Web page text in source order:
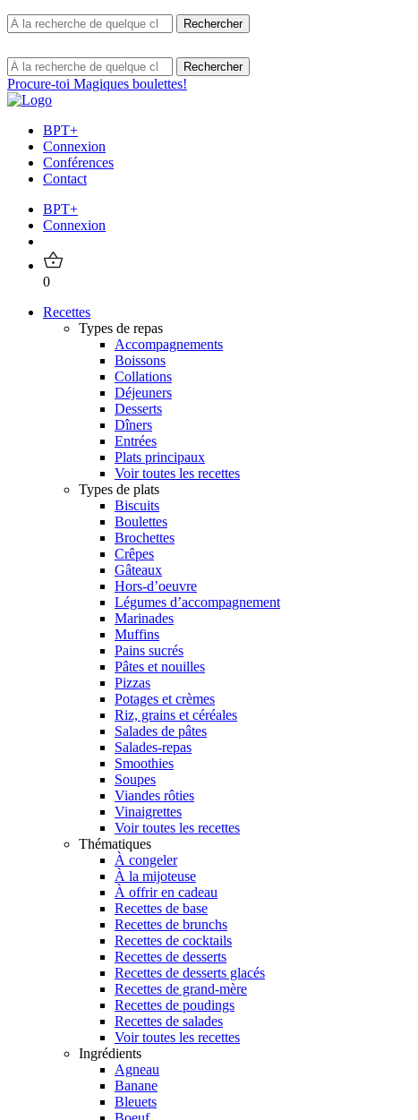
Procure-toi Magiques boulettes!
BPT+
Connexion
Conférences
Contact
BPT+
Connexion
0
Recettes
Types de repas
Accompagnements
Boissons
Collations
Déjeuners
Desserts
Dîners
Entrées
Plats principaux
Voir toutes les recettes
Types de plats
Biscuits
Boulettes
Brochettes
Crêpes
Gâteaux
Hors-d’oeuvre
Légumes d’accompagnement
Marinades
Muffins
Pains sucrés
Pâtes et nouilles
Pizzas
Potages et crèmes
Riz, grains et céréales
Salades de pâtes
Salades-repas
Smoothies
Soupes
Viandes rôties
Vinaigrettes
Voir toutes les recettes
Thématiques
À congeler
À la mijoteuse
À offrir en cadeau
Recettes de base
Recettes de brunchs
Recettes de cocktails
Recettes de desserts
Recettes de desserts glacés
Recettes de grand-mère
Recettes de poudings
Recettes de salades
Voir toutes les recettes
Ingrédients
Agneau
Banane
Bleuets